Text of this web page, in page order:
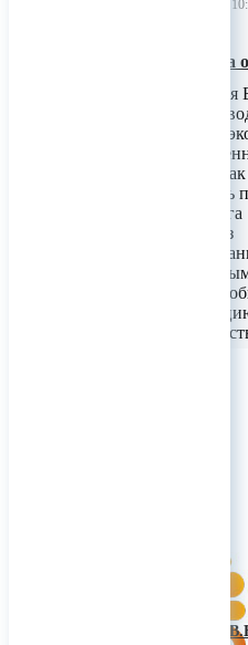
23 ноября 2022
Туалетная Бумага
Компания Брянская
российский
туалетной бумаги
класса под
торговой маркой
можем изготовлять
вашем СТМ. Бумага
изготавливается из
макулатуры.
владеет
автопарком и
доставить
многие города
ИП Багнюк